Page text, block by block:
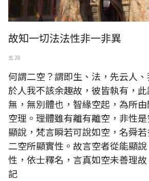
故知一切法法性非一非異
五 28
何謂二空？謂即生、法，先云人
於人我不該余趣故，彼皆執有，
無，無別體也，智緣空起，為所
空理。理體雖有離有離空，非性
顯說，梵言瞬若可說如空，名舜
二空所顯實性。故言空者從能顯
性，依士釋名，言真如空未善理
記